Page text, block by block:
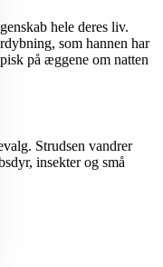
hele deres liv.
som hannen har
på æggene om natten
Strudsen vandrer
insekter og små